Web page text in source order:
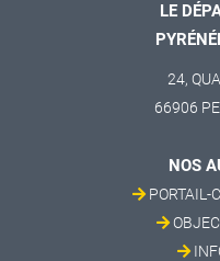
LE
24,
66906
NOS
PORTAIL-